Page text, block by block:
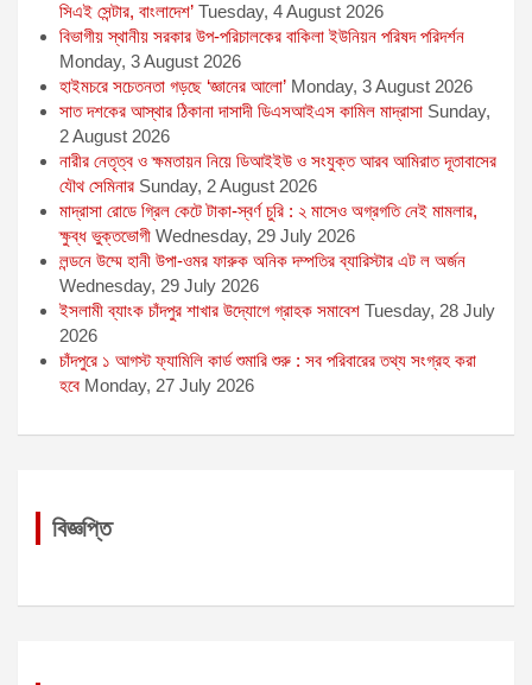
সিএই সেন্টার, বাংলাদেশ’ Tuesday, 4 August 2026
বিভাগীয় স্থানীয় সরকার উপ-পরিচালকের বাকিলা ইউনিয়ন পরিষদ পরিদর্শন
Monday, 3 August 2026
হাইমচরে সচেতনতা গড়ছে ‘জ্ঞানের আলো’ Monday, 3 August 2026
সাত দশকের আস্থার ঠিকানা দাসাদী ডিএসআইএস কামিল মাদ্রাসা Sunday,
2 August 2026
নারীর নেতৃত্ব ও ক্ষমতায়ন নিয়ে ডিআইইউ ও সংযুক্ত আরব আমিরাত দূতাবাসের
যৌথ সেমিনার Sunday, 2 August 2026
মাদ্রাসা রোডে গ্রিল কেটে টাকা-স্বর্ণ চুরি : ২ মাসেও অগ্রগতি নেই মামলার,
ক্ষুব্ধ ভুক্তভোগী Wednesday, 29 July 2026
লন্ডনে উম্মে হানী উপা-ওমর ফারুক অনিক দম্পতির ব্যারিস্টার এট ল অর্জন
Wednesday, 29 July 2026
ইসলামী ব্যাংক চাঁদপুর শাখার উদ্যোগে গ্রাহক সমাবেশ Tuesday, 28 July
2026
চাঁদপুরে ১ আগস্ট ফ্যামিলি কার্ড শুমারি শুরু : সব পরিবারের তথ্য সংগ্রহ করা
হবে Monday, 27 July 2026
বিজ্ঞপ্তি